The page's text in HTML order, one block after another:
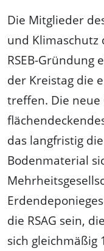
Die Mitglieder
und Klimaschutz
RSEB-Gründung
der Kreistag die
treffen. Die neue
das langfristig
Bodenmaterial
die RSAG sein,
sich gleichmäßig